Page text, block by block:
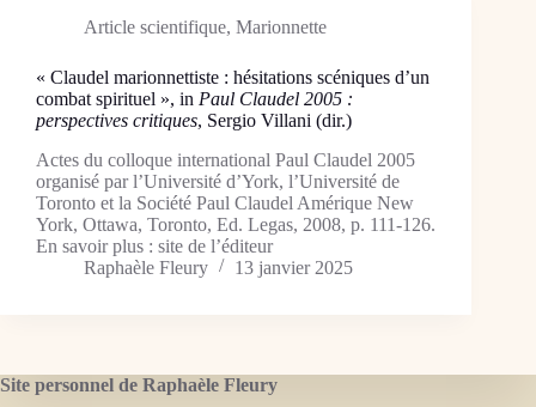
Article scientifique, Marionnette
« Claudel marionnettiste : hésitations scéniques d’un
combat spirituel », in Paul Claudel 2005 :
perspectives critiques, Sergio Villani (dir.)
Actes du colloque international Paul Claudel 2005
organisé par l’Université d’York, l’Université de
Toronto et la Société Paul Claudel Amérique New
York, Ottawa, Toronto, Ed. Legas, 2008, p. 111-126.
En savoir plus : site de l’éditeur
Raphaèle Fleury
13 janvier 2025
Site personnel de Raphaèle Fleury